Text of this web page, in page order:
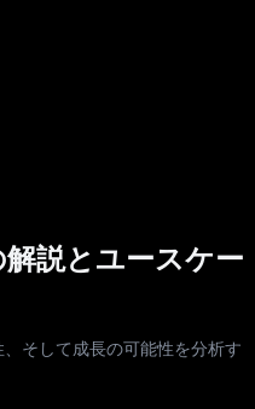
説とユースケー
そして成長の可能性を分析す